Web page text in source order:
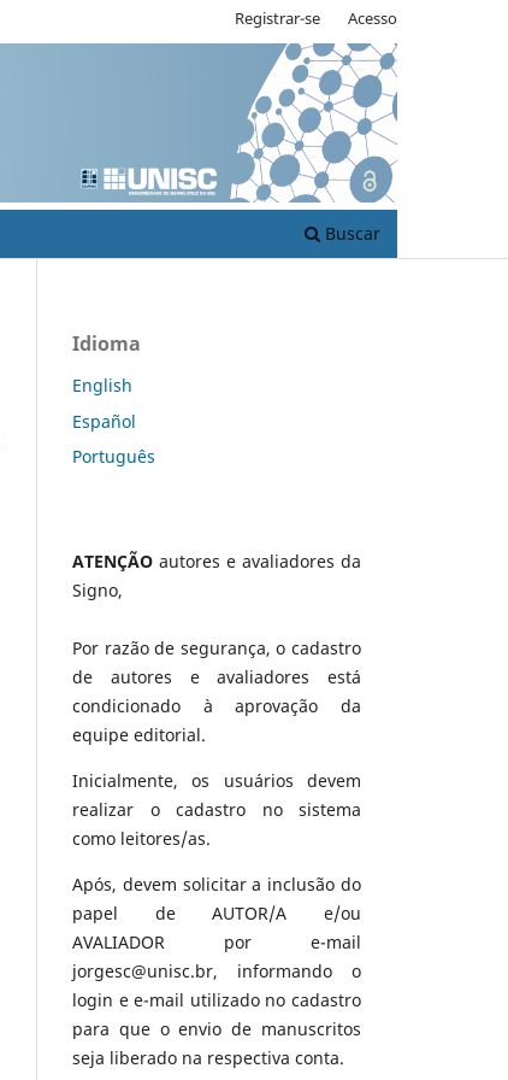
Buscar
Registrar-se Acesso
Idioma
English
Español
Português
ATENÇÃO autores e avaliadores da
Signo,
Por razão de segurança, o cadastro
de autores e avaliadores está
condicionado à aprovação da
equipe editorial.
Inicialmente, os usuários devem
realizar o cadastro no sistema
como leitores/as.
Após, devem solicitar a inclusão do
papel de AUTOR/A e/ou
AVALIADOR por e-mail
jorgesc@unisc.br, informando o
login e e-mail utilizado no cadastro
para que o envio de manuscritos
seja liberado na respectiva conta.